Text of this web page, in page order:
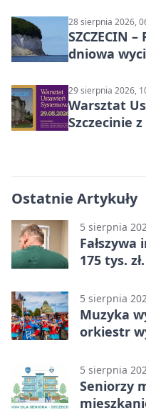
28 sierpnia 2026,
SZCZECIN –
dniowa
29 sierpnia 2026,
Warsztat
Szczecinie
Ostatnie Artykuły
5 sierpnia
Fałszywa
175 tys.
5 sierpnia
Muzyka
orkiestr
5 sierpnia
Seniorzy